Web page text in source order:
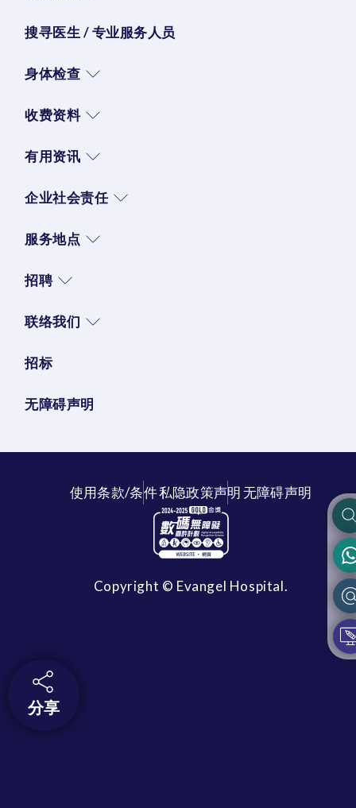
搜寻医生 / 专业服务人员
身体检查
收费资料
有用资讯
企业社会责任
服务地点
招聘
联络我们
招标
无障碍声明
使用条款/条件私隐政策声明无障碍声明
Copyright © Evangel Hospital.
分享